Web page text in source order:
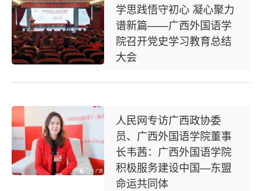
学思践悟守初心 凝心聚力
谱新篇——广西外国语学
院召开党史学习教育总结
大会
人民网专访广西政协委
员、广西外国语学院董事
长韦茜：广西外国语学院
积极服务建设中国—东盟
命运共同体